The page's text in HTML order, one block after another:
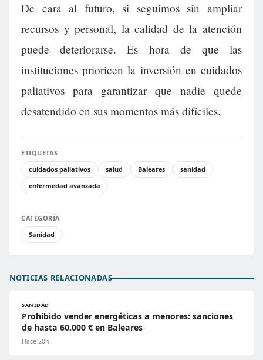
De cara al futuro, si seguimos sin ampliar
recursos y personal, la calidad de la atención
puede deteriorarse. Es hora de que las
instituciones prioricen la inversión en cuidados
paliativos para garantizar que nadie quede
desatendido en sus momentos más difíciles.
ETIQUETAS
cuidados paliativos
salud Baleares
sanidad
enfermedad avanzada
CATEGORÍA
Sanidad
NOTICIAS RELACIONADAS
SANIDAD
Prohibido vender energéticas a menores: sanciones
de hasta 60.000 € en Baleares
Hace 20h